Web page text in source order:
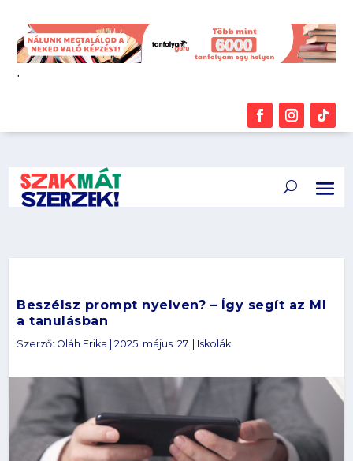
.
Beszélsz prompt nyelven? – Így segít az MI
a tanulásban
Szerző: Oláh Erika |2025. május. 27. Iskolák